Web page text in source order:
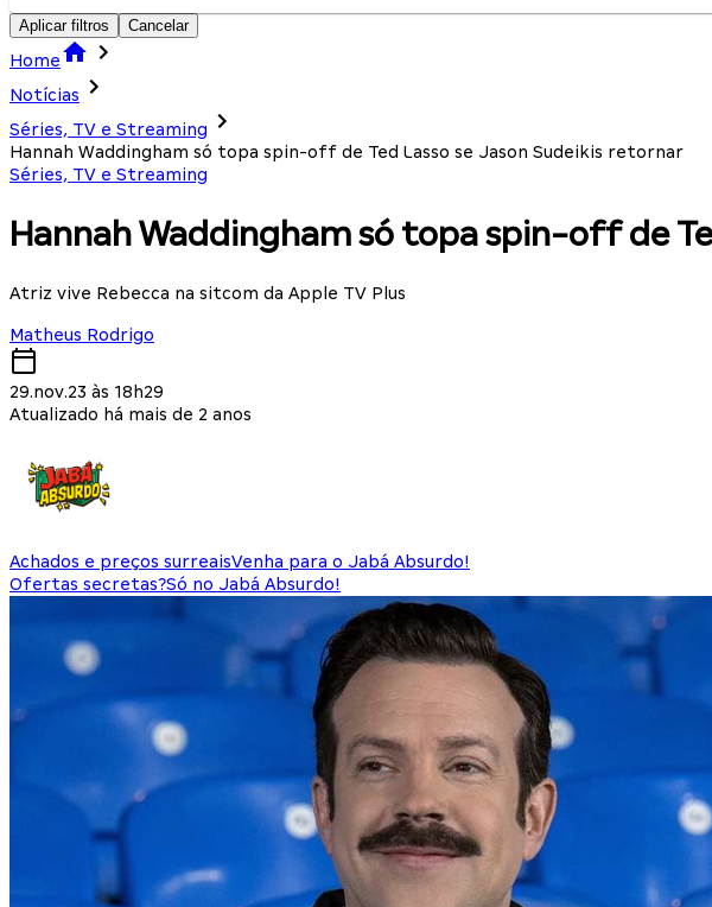
Aplicar filtros Cancelar
Home
Notícias
Séries, TV e Streaming
Hannah Waddingham só topa spin-off de Ted Lasso se Jason Sudeikis retornar
Séries, TV e Streaming
Hannah Waddingham só topa spin-off de
Atriz vive Rebecca na sitcom da Apple TV Plus
Matheus Rodrigo
29.nov.23 às 18h29
Atualizado há mais de 2 anos
Achados e preços surreaisVenha para o Jabá Absurdo!
Ofertas secretas?Só no Jabá Absurdo!